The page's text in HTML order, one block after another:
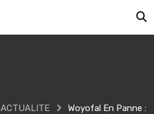
ACTUALITE
Woyofal En Panne :